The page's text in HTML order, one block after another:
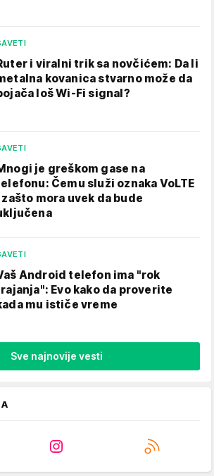
i viralni trik sa novčićem: Da li
kovanica stvarno može da
loš Wi-Fi signal?
je greškom gase na
Čemu služi oznaka VoLTE
zašto mora uvek da bude
Android telefon ima "rok
Evo kako da proverite
mu ističe vreme
Sve najnovije vesti